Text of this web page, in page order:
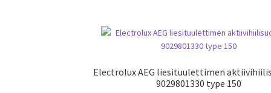
Electrolux AEG liesituulettimen
9029801330 type 150